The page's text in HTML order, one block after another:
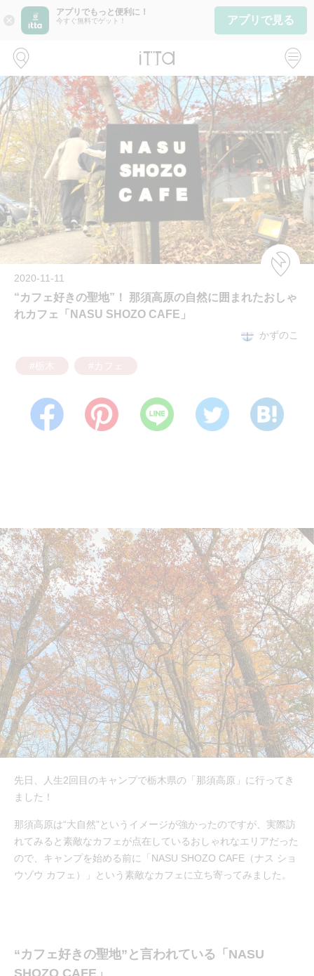
close
アプリでもっと便利に！
今すぐ無料でゲット！ アプリで見る
2020-11-11
“カフェ好きの聖地”！ 那須高原の自然に囲まれたおしゃ
れカフェ「NASU SHOZO CAFE」
かずのこ
先日、人生2回目のキャンプで栃木県の「那須高原」に行ってき
ました！
那須高原は“大自然”というイメージが強かったのですが、実際訪
れてみると素敵なカフェが点在しているおしゃれなエリアだった
ので、キャンプを始める前に「NASU SHOZO CAFE（ナス ショ
ウゾウ カフェ）」という素敵なカフェに立ち寄ってみました。
“カフェ好きの聖地”と言われている「NASU